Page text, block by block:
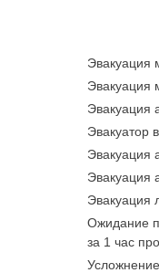
Эвакуация
Эвакуация
Эвакуация
Эвакуатор
Эвакуация
Эвакуация
Эвакуация
Ожидание
за 1 час